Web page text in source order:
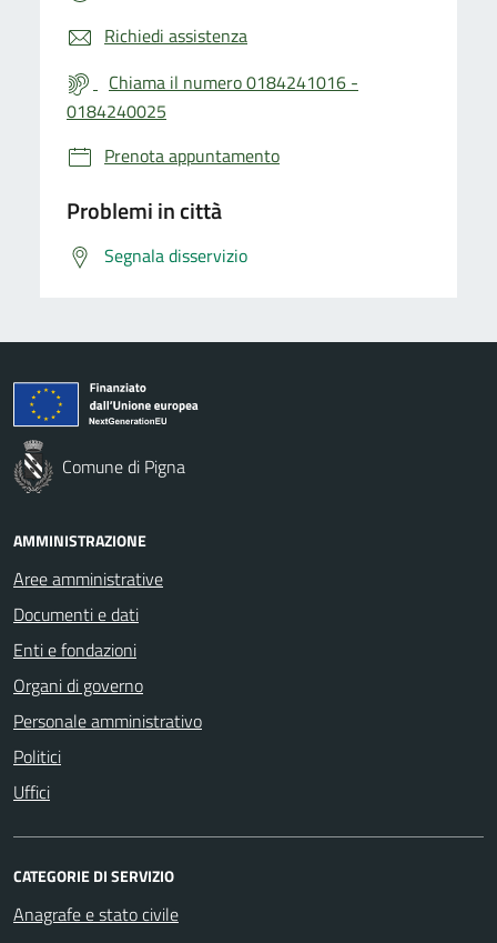
Richiedi assistenza
Chiama il numero 0184241016 -
0184240025
Prenota appuntamento
Problemi in città
Segnala disservizio
Comune di Pigna
AMMINISTRAZIONE
Aree amministrative
Documenti e dati
Enti e fondazioni
Organi di governo
Personale amministrativo
Politici
Uffici
CATEGORIE DI SERVIZIO
Anagrafe e stato civile